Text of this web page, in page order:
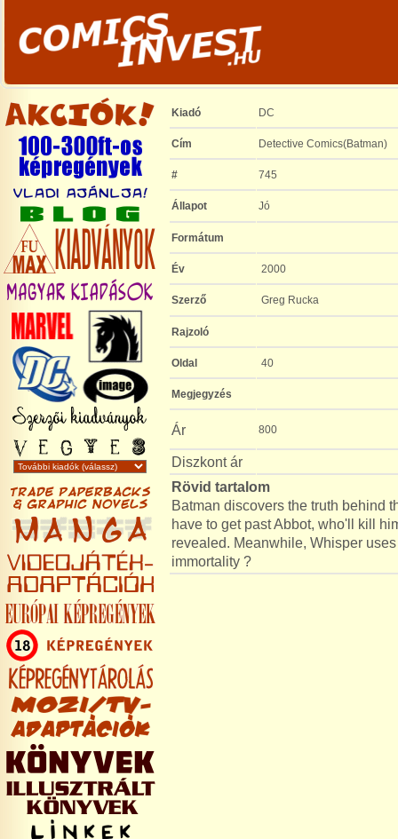
Kiadó DC
Cím Detective Comics(Batman)
# 745
Állapot Jó
Formátum
Év 2000
Szerző Greg Rucka
Rajzoló
Oldal 40
Megjegyzés
Ár 800
Diszkont ár
Rövid tartalom
Batman discovers the truth behind
have to get past Abbot, who'll kill
revealed. Meanwhile, Whisper
immortality ?